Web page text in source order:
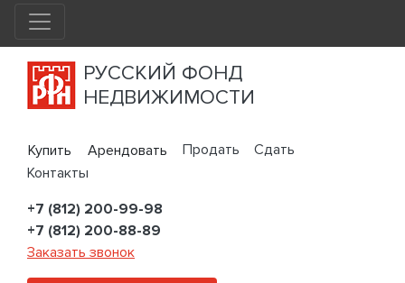
РУССКИЙ ФОНД
НЕДВИЖИМОСТИ
Купить Арендовать Продать
Сдать
Контакты
+7 (812) 200-99-98
+7 (812) 200-88-89
Заказать звонок